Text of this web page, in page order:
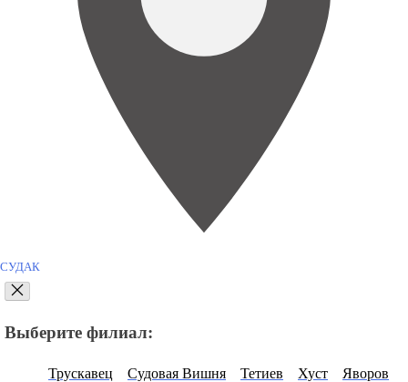
СУДАК
Выберите филиал:
Трускавец Судовая Вишня Тетиев Хуст
Яворов